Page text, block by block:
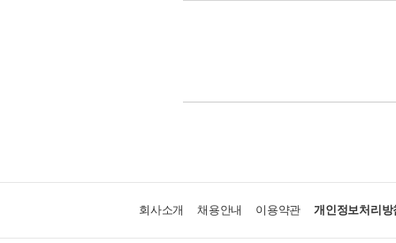
회사소개 채용안내 이용약관 개인정보처리방